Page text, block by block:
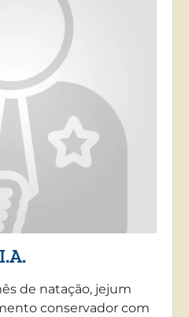
I.A.
de natação, jejum
conservador com